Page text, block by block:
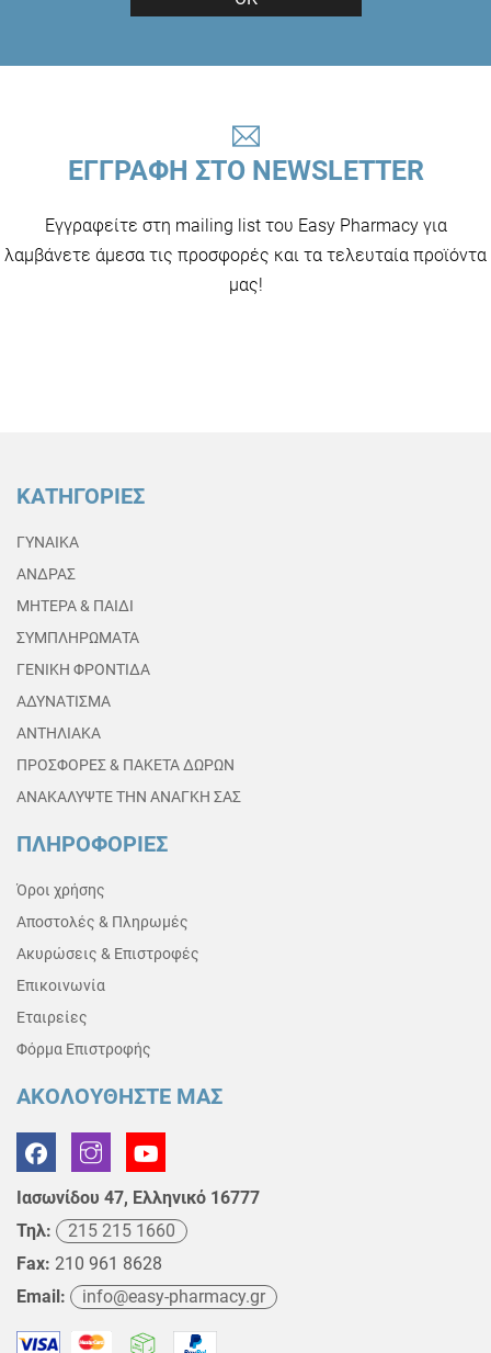
ΕΓΓΡΑΦΗ ΣΤΟ NEWSLETTER
Εγγραφείτε στη mailing list του Easy Pharmacy για
λαμβάνετε άμεσα τις προσφορές και τα τελευταία προϊόντα
μας!
ΚΑΤΗΓΟΡΙΕΣ
ΓΥΝΑΙΚΑ
ΑΝΔΡΑΣ
ΜΗΤΕΡΑ & ΠΑΙΔΙ
ΣΥΜΠΛΗΡΩΜΑΤΑ
ΓΕΝΙΚΗ ΦΡΟΝΤΙΔΑ
ΑΔΥΝΑΤΙΣΜΑ
ΑΝΤΗΛΙΑΚΑ
ΠΡΟΣΦΟΡΕΣ & ΠΑΚΕΤΑ ΔΩΡΩΝ
ΑΝΑΚΑΛΥΨΤΕ ΤΗΝ ΑΝΑΓΚΗ ΣΑΣ
ΠΛΗΡΟΦΟΡΙΕΣ
Όροι χρήσης
Αποστολές & Πληρωμές
Ακυρώσεις & Επιστροφές
Επικοινωνία
Εταιρείες
Φόρμα Επιστροφής
ΑΚΟΛΟΥΘΗΣΤΕ ΜΑΣ
Ιασωνίδου 47, Ελληνικό 16777
Τηλ:
215 215 1660
Fax: 210 961 8628
Email:
info@easy-pharmacy.gr